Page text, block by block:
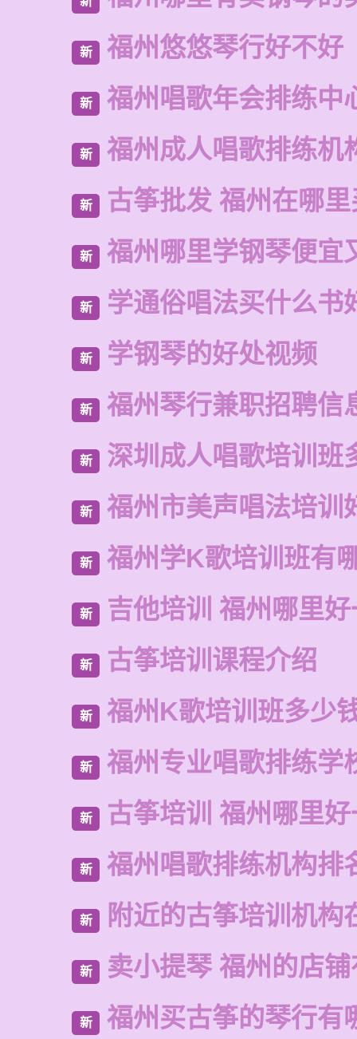
新 福州悠悠琴行好不好
新 福州唱歌年会排练中
新 福州成人唱歌排练机
新 古筝批发 福州在哪
新 福州哪里学钢琴便宜
新 学通俗唱法买什么书
新 学钢琴的好处视频
新 福州琴行兼职招聘信
新 深圳成人唱歌培训班
新 福州市美声唱法培训
新 福州学K歌培训班有
新 吉他培训 福州哪里
新 古筝培训课程介绍
新 福州K歌培训班多少
新 福州专业唱歌排练学
新 古筝培训 福州哪里
新 福州唱歌排练机构排
新 附近的古筝培训机构
新 卖小提琴 福州的店
新 福州买古筝的琴行有